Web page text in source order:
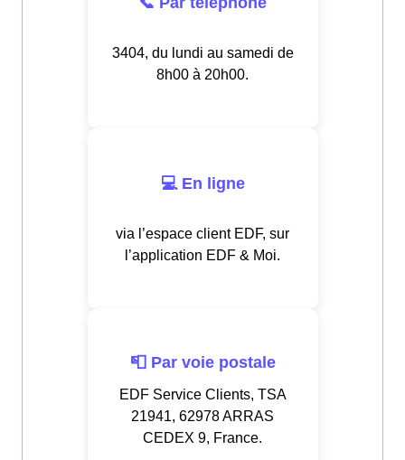
3404, du lundi au samedi de
8h00 à 20h00.
💻 En ligne
via l’espace client EDF, sur
l’application EDF & Moi.
📮 Par voie postale
EDF Service Clients, TSA
21941, 62978 ARRAS
CEDEX 9, France.